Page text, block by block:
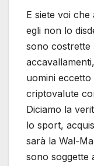
E siete voi
egli non lo
sono costrette
uomini
criptovalute
Diciamo la
lo sport,
sarà la Wal-
sono soggette